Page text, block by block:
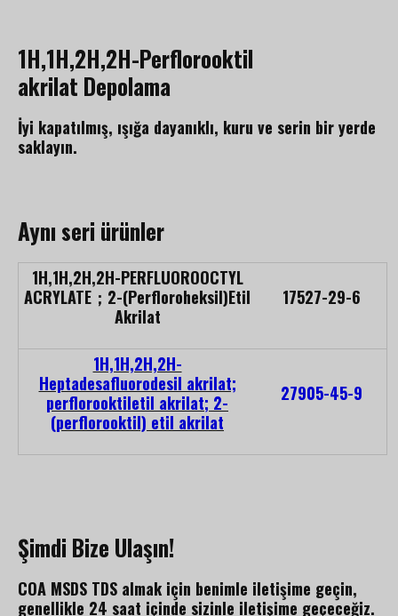
1H,1H,2H,2H-Perflorooktil
akrilat Depolama
İyi kapatılmış, ışığa dayanıklı, kuru ve serin bir yerde
saklayın.
Aynı seri ürünler
1H,1H,2H,2H-PERFLUOROOCTYL
ACRYLATE ； 2-(Perfloroheksil)Etil
Akrilat
17527-29-6
1H,1H,2H,2H-
Heptadesafluorodesil akrilat;
perflorooktiletil akrilat; 2-
(perflorooktil) etil akrilat
27905-45-9
Şimdi Bize Ulaşın!
COA MSDS TDS almak için benimle iletişime geçin,
genellikle 24 saat içinde sizinle iletişime geçeceğiz.